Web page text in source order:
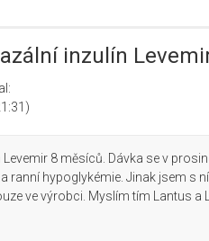
inzulín
8 měsíců. Dávka se v
ranní hypoglykémie. Jinak jsem s
ve výrobci. Myslím tím Lantus